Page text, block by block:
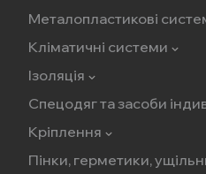
Металопластикові
Кліматичні системи
Ізоляція
Спецодяг та засоби
Кріплення
Пінки, герметики,